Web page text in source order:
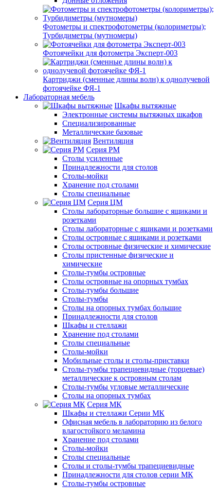
Фотометры и спектрофотометры (колориметры);
Турбидиметры (мутномеры)
Фотоячейки для фотометра Эксперт-003
Картриджи (сменные длины волн) к однолучевой
фотоячейке ФЯ-1
Лабораторная мебель
Шкафы вытяжные
Электронные системы вытяжных шкафов
Специализированные
Металлические базовые
Вентиляция
Серия РМ
Столы усиленные
Принадлежности для столов
Столы-мойки
Хранение под столами
Столы специальные
Серия ЦМ
Столы лабораторные большие с ящиками и
розетками
Столы лабораторные с ящиками и розетками
Столы островные с ящиками и розетками
Столы островные физические и химические
Столы пристенные физические и
химические
Столы-тумбы островные
Столы островные на опорных тумбах
Столы-тумбы большие
Столы-тумбы
Столы на опорных тумбах большие
Принадлежности для столов
Шкафы и стеллажи
Хранение под столами
Столы специальные
Столы-мойки
Мобильные столы и столы-приставки
Столы-тумбы трапециевидные (торцевые)
металлические к островным столам
Столы-тумбы угловые металлические
Столы на опорных тумбах
Серия МК
Шкафы и стеллажи Серии МК
Офисная мебель в лабораторию из белого
влагостойкого меламина
Хранение под столами
Столы-мойки
Столы специальные
Столы и столы-тумбы трапециевидные
Принадлежности для столов серии МК
Столы-тумбы островные